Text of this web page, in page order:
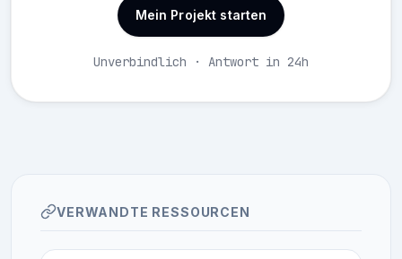
Mein Projekt starten
Unverbindlich · Antwort in 24h
VERWANDTE RESSOURCEN